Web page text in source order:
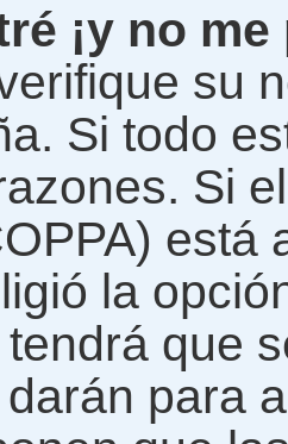
¡y no
su
Si todo
Si
está
la
que
para